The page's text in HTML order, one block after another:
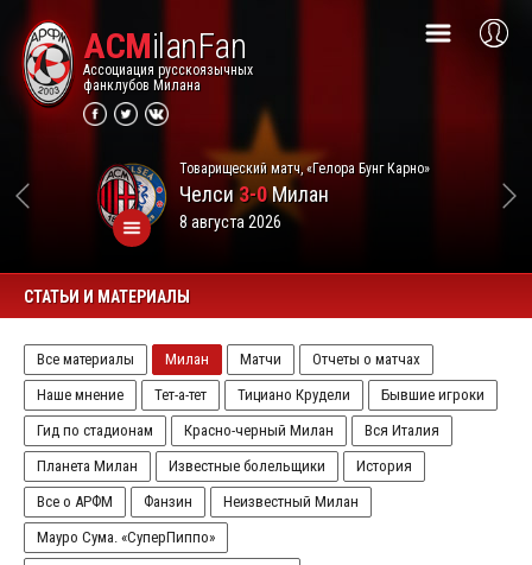
ACMilanFan
Ассоциация русскоязычных
фанклубов Милана
Товарищеский матч, «Гелора Бунг Карно»
Челси3-0Милан
8 августа 2026
СТАТЬИ И МАТЕРИАЛЫ
Все материалы Милан Матчи
Отчеты о матчах
Наше мнение
Тет-а-тет Тициано Крудели
Бывшие игроки
Гид по стадионам
Красно-черный Милан
Вся Италия
Планета Милан
Известные болельщики
История
Все о АРФМ
Фанзин
Неизвестный Милан
Мауро Сума. «СуперПиппо»